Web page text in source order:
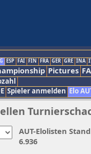
ESP FAI FIN FRA GER GRE INA
Pictures
Spieler anmelden Elo
AUT-Elolisten
6.936